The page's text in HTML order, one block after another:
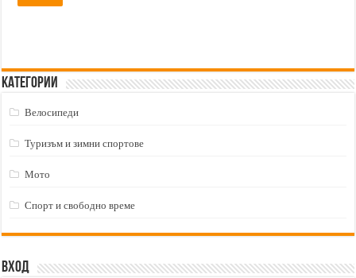
has
may
be
the
page
Категории
Велосипеди
Туризъм и зимни спортове
Мото
Спорт и свободно време
Вход